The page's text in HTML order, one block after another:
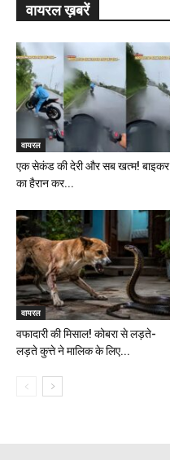
वायरल ख़बरें
वायरल
एक सेकंड की देरी और सब खत्म! बाइकर
का हैरान कर...
वायरल
वफादारी की मिसाल! कोबरा से लड़ते-
लड़ते कुत्ते ने मालिक के लिए...